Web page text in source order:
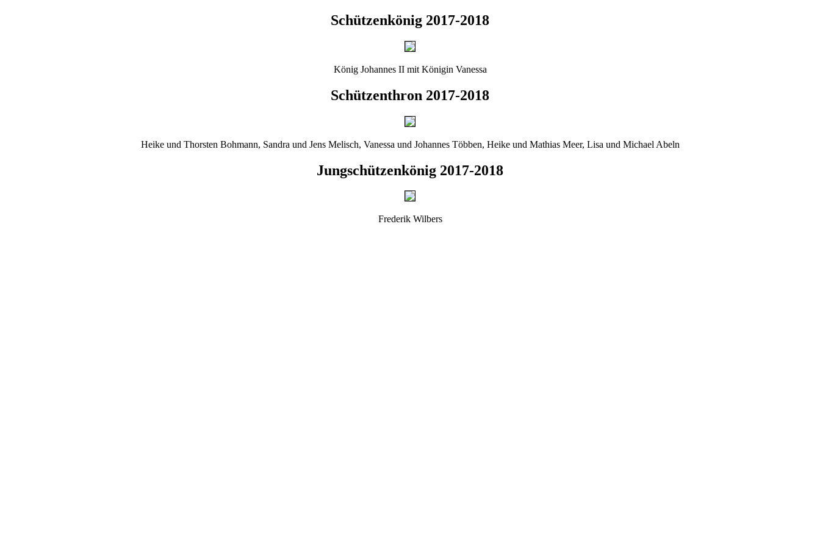
Schützenkönig 2017-2018
König Johannes II mit Königin Vanessa
Schützenthron 2017-2018
Heike und Thorsten Bohmann, Sandra und Jens Melisch, Vanessa und Johannes Többen, Heike und Mathias Meer, Lisa und Michael Abeln
Jungschützenkönig 2017-2018
Frederik Wilbers